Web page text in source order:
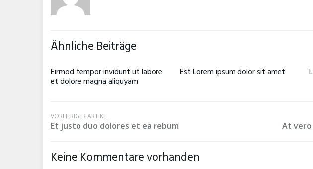
Ähnliche Beiträge
Eirmod tempor invidunt ut labore
et dolore magna aliquyam
Est Lorem ipsum dolor sit amet
VORHERIGER ARTIKEL
Et justo duo dolores et ea rebum At vero
Keine Kommentare vorhanden